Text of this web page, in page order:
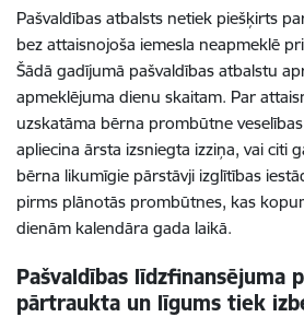
Pašvaldības atbalsts netiek piešķirts
bez attaisnojoša iemesla neapmeklē
Šādā gadījumā pašvaldības atbalstu
apmeklējuma dienu skaitam. Par
uzskatāma bērna prombūtne
apliecina ārsta izsniegta izziņa, vai citi
bērna likumīgie pārstāvji izglītības
pirms plānotās prombūtnes, kas
dienām kalendāra gada laikā.
Pašvaldības līdzfinansējuma
pārtraukta un līgums tiek